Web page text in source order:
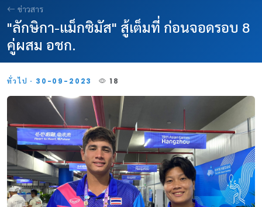
ข่าวสาร
"ลักษิกา-แม็กซิมัส" สู้เต็มที่ ก่อนจอดรอบ 8
คู่ผสม อชก.
ทั่วไป · 30-09-2023 18